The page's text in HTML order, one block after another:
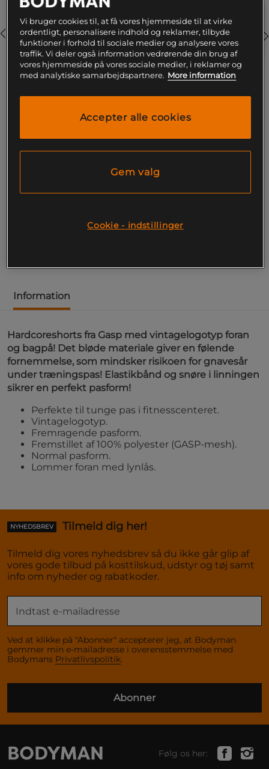
Føj til indkøbskurven
Gratis
retur
Hardcoreshorts fra Gasp med vintagelogo foran og
Information
Hardcoreshorts fra Gasp med vintagelogotyp foran
og bagpå! Det bløde materiale giver en følende
fornemmelse, som mindsker risikoen for gnavesår
under træningspas! Elastikbånd og snøre i linningen
sikrer en perfekt pasform!
Perfekte til tunge pas i fitnesscenteret.
Vintagelogotyp.
Fremragende pasform.
Fremstillet af 100% polyester (GASP-mesh).
Normal pasform.
Lommer foran med lynlås.
NYHEDSBREV Tilmeld dig her!
Tilmeld dig vores nyhedsbrev så du ikke går glip af
vores gode tilbud på kosttilskud, udstyr og tøj samt
info om nyheder og rabatkoder.
Ved at klikke på "Abonner" accepterer jeg, at Bodyman
gemmer min e-mailadresse i overensstemmelse med
Bodymans Privatlivspolitik.
Abonner
Følg os her:
Vi bruger cookies til, at få vores hjemmeside til at virke
ordentligt, personalisere indhold og reklamer, tilbyde
funktioner i forhold til sociale medier og analysere vores
traffik. Vi deler også information vedrørende din brug af
vores hjemmeside på vores sociale medier, i reklamer og
med analytiske samarbejdspartnere. More information
Accepter alle cookies
Gem valg
Cookie - indstillinger